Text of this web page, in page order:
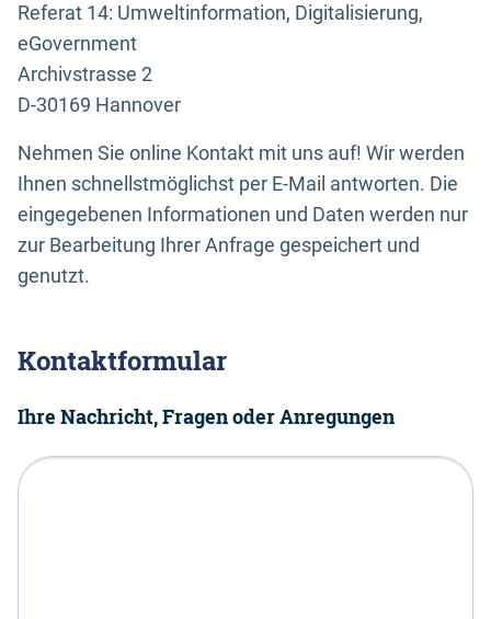
Referat 14: Umweltinformation, Digitalisierung,
eGovernment
Archivstrasse 2
D-30169 Hannover
Nehmen Sie online Kontakt mit uns auf! Wir werden
Ihnen schnellstmöglichst per E-Mail antworten. Die
eingegebenen Informationen und Daten werden nur
zur Bearbeitung Ihrer Anfrage gespeichert und
genutzt.
Kontaktformular
Ihre Nachricht, Fragen oder Anregungen